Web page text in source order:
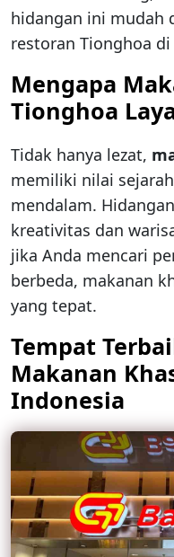
hidangan ini mudah
restoran Tionghoa
Mengapa
Tionghoa
Tidak hanya lezat,
memiliki nilai
mendalam.
kreativitas dan
jika Anda mencari
berbeda, makanan
yang tepat.
Tempat
Makanan
Indonesia